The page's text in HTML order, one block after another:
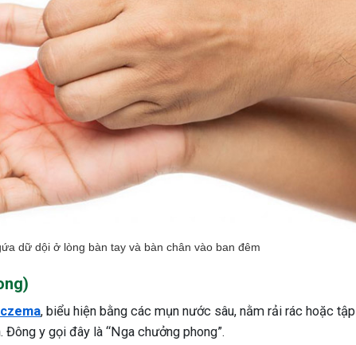
dữ dội ở lòng bàn tay và bàn chân vào ban đêm
, biểu hiện bằng các mụn nước sâu, nằm rải rác hoặc tập
Đông y gọi đây là “Nga chưởng phong”.